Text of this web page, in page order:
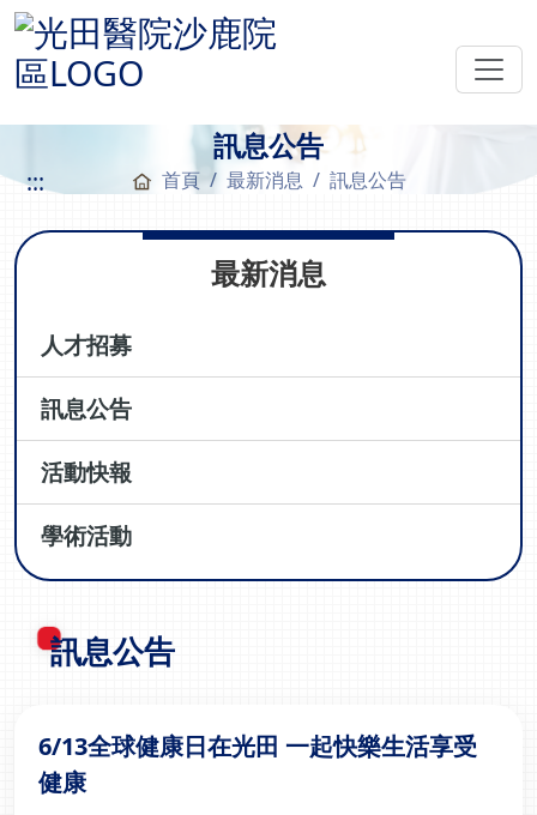
訊息公告
::: 首頁 最新消息 訊息公告
最新消息
人才招募
訊息公告
活動快報
學術活動
訊息公告
6/13全球健康日在光田 一起快樂生活享受
健康